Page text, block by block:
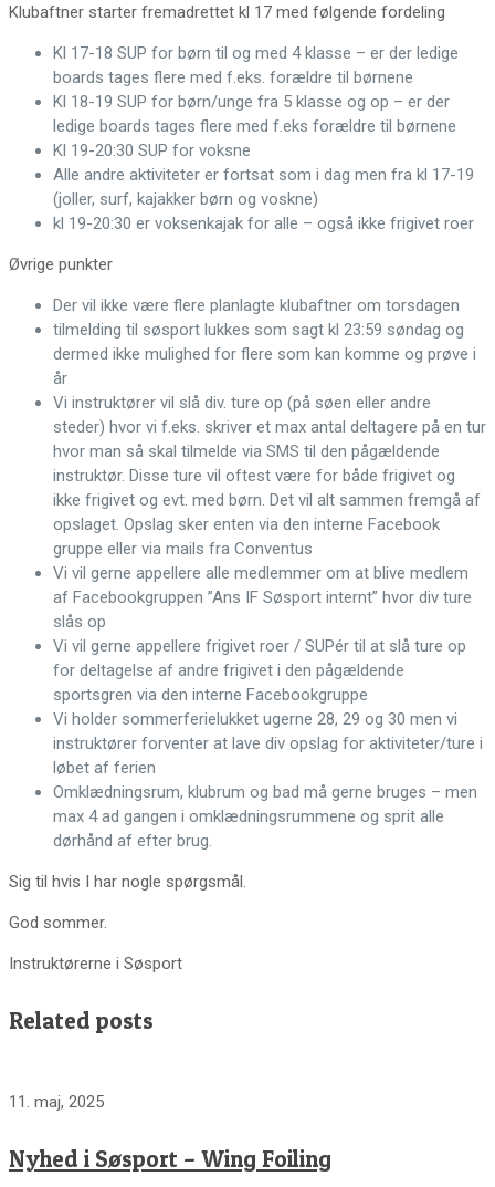
Klubaftner starter fremadrettet kl 17 med følgende fordeling
Kl 17-18 SUP for børn til og med 4 klasse – er der ledige
boards tages flere med f.eks. forældre til børnene
Kl 18-19 SUP for børn/unge fra 5 klasse og op – er der
ledige boards tages flere med f.eks forældre til børnene
Kl 19-20:30 SUP for voksne
Alle andre aktiviteter er fortsat som i dag men fra kl 17-19
(joller, surf, kajakker børn og voskne)
kl 19-20:30 er voksenkajak for alle – også ikke frigivet roer
Øvrige punkter
Der vil ikke være flere planlagte klubaftner om torsdagen
tilmelding til søsport lukkes som sagt kl 23:59 søndag og
dermed ikke mulighed for flere som kan komme og prøve i
år
Vi instruktører vil slå div. ture op (på søen eller andre
steder) hvor vi f.eks. skriver et max antal deltagere på en tur
hvor man så skal tilmelde via SMS til den pågældende
instruktør. Disse ture vil oftest være for både frigivet og
ikke frigivet og evt. med børn. Det vil alt sammen fremgå af
opslaget. Opslag sker enten via den interne Facebook
gruppe eller via mails fra Conventus
Vi vil gerne appellere alle medlemmer om at blive medlem
af Facebookgruppen ”Ans IF Søsport internt” hvor div ture
slås op
Vi vil gerne appellere frigivet roer / SUPér til at slå ture op
for deltagelse af andre frigivet i den pågældende
sportsgren via den interne Facebookgruppe
Vi holder sommerferielukket ugerne 28, 29 og 30 men vi
instruktører forventer at lave div opslag for aktiviteter/ture i
løbet af ferien
Omklædningsrum, klubrum og bad må gerne bruges – men
max 4 ad gangen i omklædningsrummene og sprit alle
dørhånd af efter brug.
Sig til hvis I har nogle spørgsmål.
God sommer.
Instruktørerne i Søsport
Related posts
11. maj, 2025
Nyhed i Søsport – Wing Foiling